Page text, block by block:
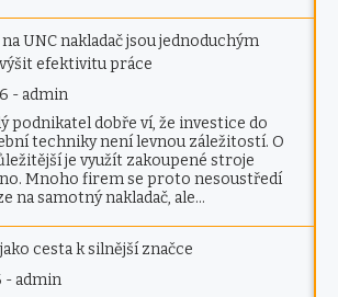
UNC nakladač jsou jednoduchým
efektivitu práce
- admin
podnikatel dobře ví, že investice do
techniky není levnou záležitostí. O
je využít zakoupené stroje
Mnoho firem se proto nesoustředí
na samotný nakladač, ale…
cesta k silnější značce
- admin